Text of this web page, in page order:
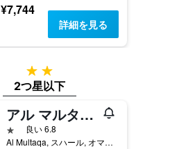
¥7,744
詳細を見る
2つ星
2つ星以下
アル マルタカ ホテル
1つ星良い 6.8
Al Multaqa, スハール, オマーン